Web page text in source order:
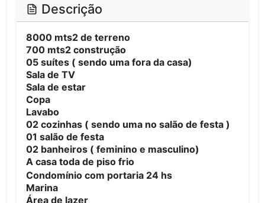
Descrição
8000 mts2 de terreno
700 mts2 construção
05 suítes ( sendo uma fora da casa)
Sala de TV
Sala de estar
Copa
Lavabo
02 cozinhas ( sendo uma no salão de festa )
01 salão de festa
02 banheiros ( feminino e masculino)
A casa toda de piso frio
Condomínio com portaria 24 hs
Marina
Área de lazer